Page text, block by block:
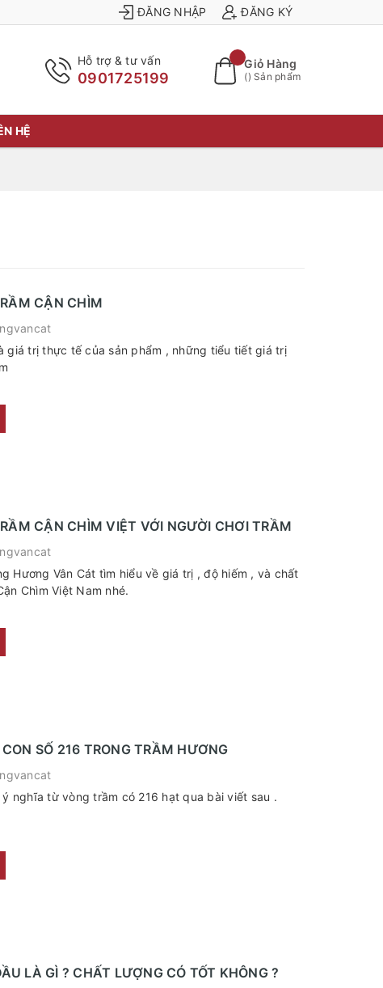
ĐĂNG NHẬP ĐĂNG KÝ
Hỗ trợ & tư vấn
0901725199
Giỏ Hàng
() Sản phẩm
HỆ
CẬN CHÌM
giá trị thực tế của sản phẩm , những tiểu tiết giá trị
CẬN CHÌM VIỆT VỚI NGƯỜI CHƠI TRẦM
Hương Vân Cát tìm hiểu về giá trị , độ hiếm , và chất
Chìm Việt Nam nhé.
SỐ 216 TRONG TRẦM HƯƠNG
ý nghĩa từ vòng trầm có 216 hạt qua bài viết sau .
LÀ GÌ ? CHẤT LƯỢNG CÓ TỐT KHÔNG ?